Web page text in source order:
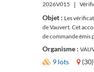
2026V015 |
Objet : Les
de Vauvert. Cet
de commande émis
Organisme :
9 lots